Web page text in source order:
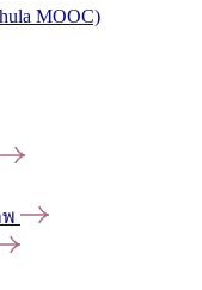
MOOC)